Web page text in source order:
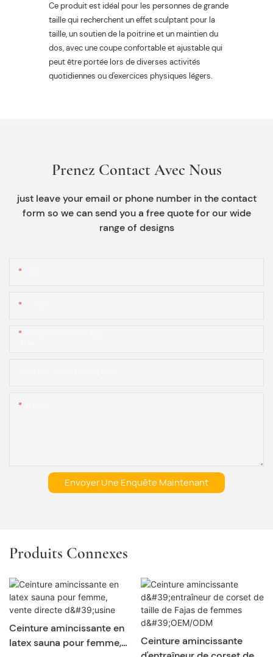
Ce produit est idéal pour les personnes de grande
taille qui recherchent un effet sculptant pour la
taille, un soutien de la poitrine et un maintien du
dos, avec une coupe confortable et ajustable qui
peut être portée lors de diverses activités
quotidiennes ou d'exercices physiques légers.
Prenez Contact Avec Nous
just leave your email or phone number in the contact
form so we can send you a free quote for our wide
range of designs
Envoyer Une Enquête Maintenant
Produits Connexes
Ceinture amincissante en
latex sauna pour femme,
Ceinture amincissante